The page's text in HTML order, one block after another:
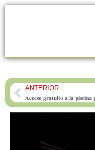
PrevANTERIOR